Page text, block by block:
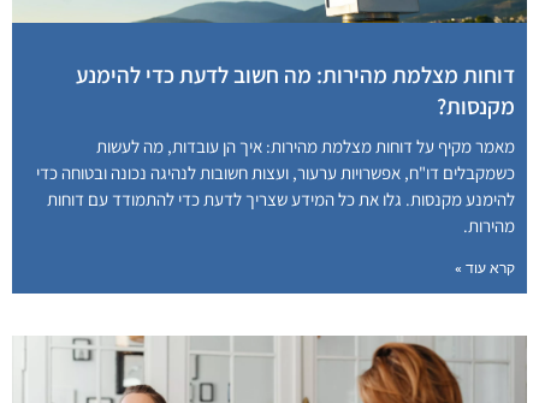
דוחות מצלמת מהירות: מה חשוב לדעת כדי להימנע
מקנסות?
מאמר מקיף על דוחות מצלמת מהירות: איך הן עובדות, מה לעשות
כשמקבלים דו"ח, אפשרויות ערעור, ועצות חשובות לנהיגה נכונה ובטוחה כדי
להימנע מקנסות. גלו את כל המידע שצריך לדעת כדי להתמודד עם דוחות
מהירות.
קרא עוד »